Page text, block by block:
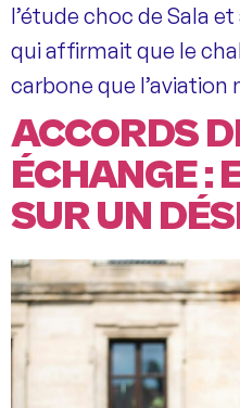
l’étude choc de Sala
qui affirmait que le
carbone que l’aviation
ACCORDS
ÉCHANGE :
SUR UN